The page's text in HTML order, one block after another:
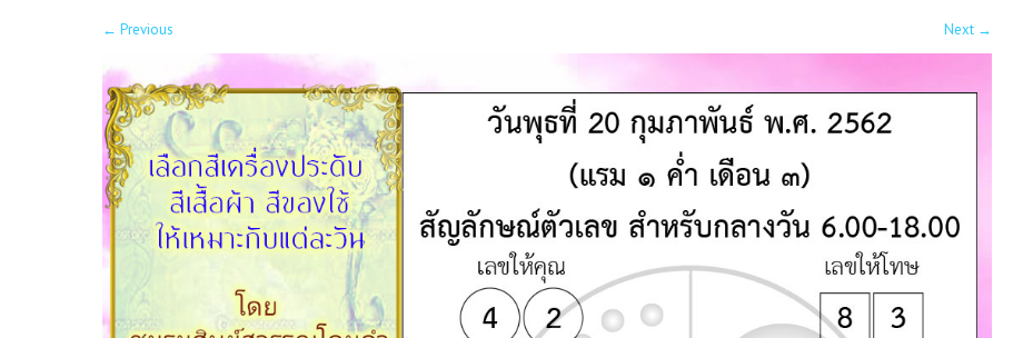
← Previous Next →